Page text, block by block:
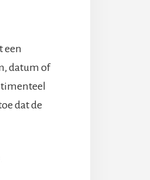
een
datum of
dat de